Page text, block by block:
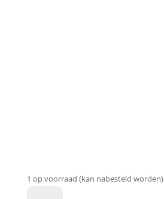
1 op voorraad (kan nabesteld worden)